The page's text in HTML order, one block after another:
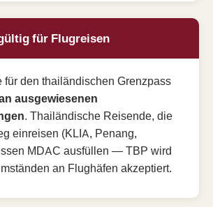
für Flugreisen
für den thailändischen Grenzpass
ausgewiesenen
. Thailändische Reisende, die
einreisen (KLIA, Penang,
MDAC ausfüllen — TBP wird
an Flughäfen akzeptiert.